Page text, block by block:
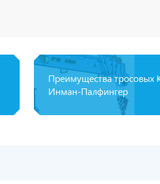
Преимущества тросовых
Инман-Палфингер